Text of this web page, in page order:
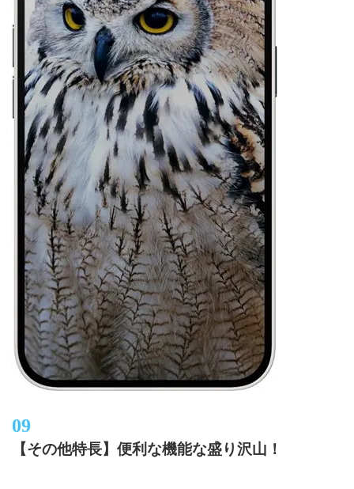
【その他特長】便利な機能な盛り沢山！